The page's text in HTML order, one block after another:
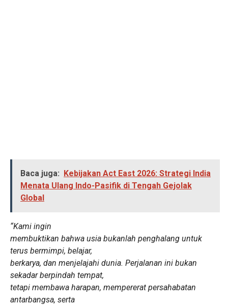
Baca juga: Kebijakan Act East 2026: Strategi India
Menata Ulang Indo-Pasifik di Tengah Gejolak
Global
“Kami ingin
membuktikan bahwa usia bukanlah penghalang untuk
terus bermimpi, belajar,
berkarya, dan menjelajahi dunia. Perjalanan ini bukan
sekadar berpindah tempat,
tetapi membawa harapan, mempererat persahabatan
antarbangsa, serta